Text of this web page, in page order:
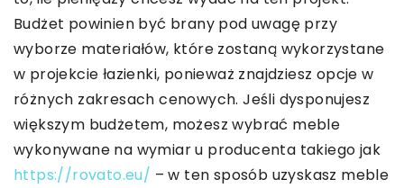
Budżet powinien być brany pod uwagę przy
wyborze materiałów, które zostaną wykorzystane
w projekcie łazienki, ponieważ znajdziesz opcje w
różnych zakresach cenowych. Jeśli dysponujesz
większym budżetem, możesz wybrać meble
wykonywane na wymiar u producenta takiego jak
https://rovato.eu/ – w ten sposób uzyskasz meble